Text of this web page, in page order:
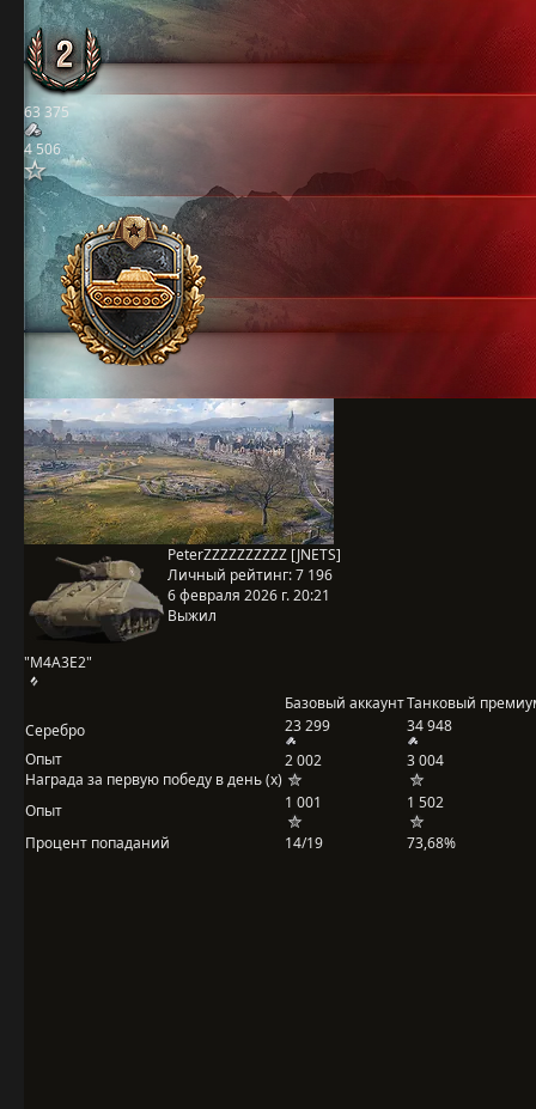
63 375
4 506
"M4A3E2"
PeterZZZZZZZZZZ [JNETS]
Личный рейтинг:7 196
6 февраля 2026 г. 20:21
Выжил
Базовый аккаунтТанковый
Серебро
23 299
34 948
Опыт
Награда за первую победу в день (x)
2 002 3 004
Опыт 1 001
1 502
Процент попаданий
14/19 73,68%